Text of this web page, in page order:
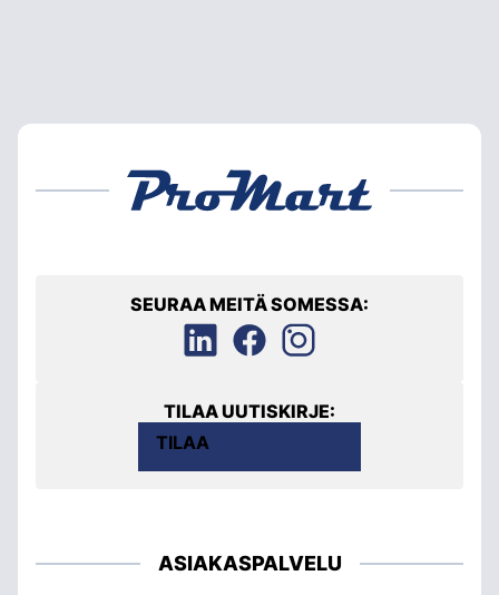
SEURAA MEITÄ SOMESSA:
TILAA UUTISKIRJE:
TILAA
ASIAKASPALVELU